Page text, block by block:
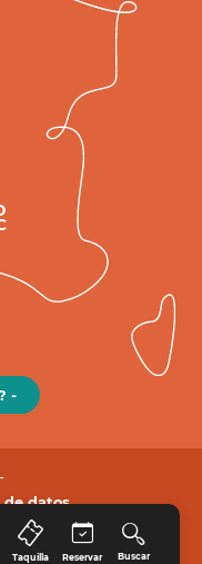
Taquilla Reservar Buscar
-
datos.